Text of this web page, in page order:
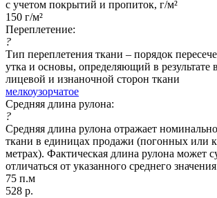
с учетом покрытий и пропиток, г/м²
150 г/м²
Переплетение:
?
Тип переплетения ткани – порядок
утка и основы, определяющий в
лицевой и изнаночной сторон ткани
мелкоузорчатое
Средняя длина рулона:
?
Средняя длина рулона отражает
ткани в единицах продажи (погонных или
метрах). Фактическая длина рулона может
отличаться от указанного среднего
75 п.м
528 р.